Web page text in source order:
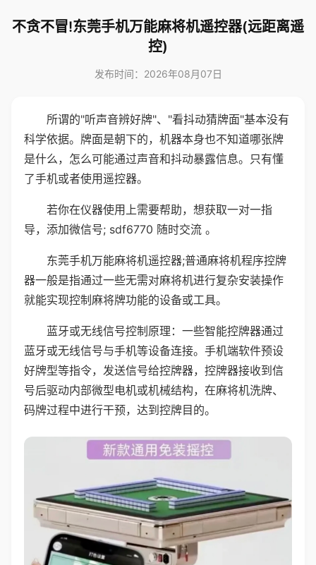
不贪不冒!东莞手机万能麻将机遥控器(远距离遥
控)
发布时间：2026年08月07日
所谓的"听声音辨好牌"、"看抖动猜牌面"基本没有
科学依据。牌面是朝下的，机器本身也不知道哪张牌
是什么，怎么可能通过声音和抖动暴露信息。只有懂
了手机或者使用遥控器。
若你在仪器使用上需要帮助，想获取一对一指
导，添加微信号; sdf6770 随时交流 。
东莞手机万能麻将机遥控器;普通麻将机程序控牌
器一般是指通过一些无需对麻将机进行复杂安装操作
就能实现控制麻将牌功能的设备或工具。
蓝牙或无线信号控制原理：一些智能控牌器通过
蓝牙或无线信号与手机等设备连接。手机端软件预设
好牌型等指令，发送信号给控牌器，控牌器接收到信
号后驱动内部微型电机或机械结构，在麻将机洗牌、
码牌过程中进行干预，达到控牌目的。